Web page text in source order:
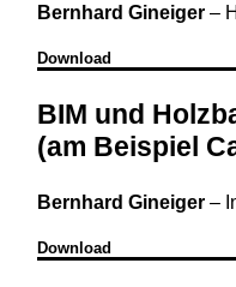
Bernhard Gineiger –
Download
BIM und
(am Beispiel
Bernhard Gineiger –
Download